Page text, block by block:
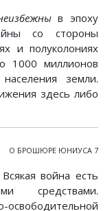
в эпоху
со стороны
и полуколониях
1000 миллионов
населения земли.
здесь либо
О БРОШЮРЕ ЮНИУСА 7
война есть
средствами.